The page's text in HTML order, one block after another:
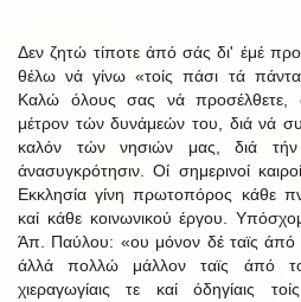
Δεν ζητώ τίποτε άπό σάς δι' έμέ
θέλω νά γίνω «τοίς πάσι τά
Καλώ όλους σας νά προσέλθετε,
μέτρον τών δυνάμεών του, διά νά
καλόν τών νησιών μας, διά τήν
άνασυγκρότησιν. Οί σημερινοί
Εκκλησία γίνη πρωτοπόρος κάθε
καί κάθε κοινωνικού έργου.
Άπ. Παύλου: «ου μόνον δέ ταϊς άπό
άλλά πολλώ μάλλον ταϊς άπό
χιεραγωγίαις τε καί όδηγίαις